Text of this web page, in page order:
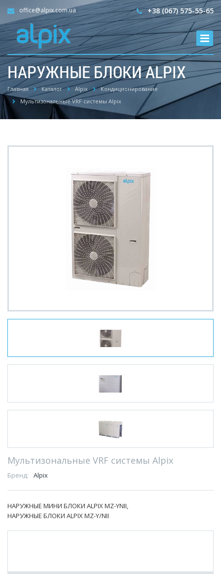
+38 (067) 575-55-65
office@alpix.com.ua
НАРУЖНЫЕ БЛОКИ ALPIX
Главная Каталог Alpix
Кондиционирование
Мультизональные VRF системы Alpix
Мультизональные VRF системы Alpix
Бренд: Alpix
НАРУЖНЫЕ МИНИ БЛОКИ ALPIX MZ-YNII,
НАРУЖНЫЕ БЛОКИ ALPIX MZ-Y/NII